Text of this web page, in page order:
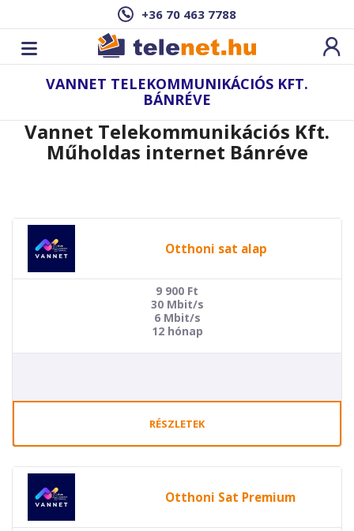
+36 70 463 7788
VANNET TELEKOMMUNIKÁCIÓS KFT.
BÁNRÉVE
Vannet Telekommunikációs Kft.
Műholdas internet Bánréve
Otthoni sat alap
9 900 Ft
30 Mbit/s
6 Mbit/s
12 hónap
RÉSZLETEK
Otthoni Sat Premium